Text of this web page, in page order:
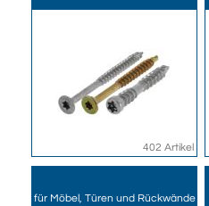
402 Artikel
für Möbel, Türen und Rückwände